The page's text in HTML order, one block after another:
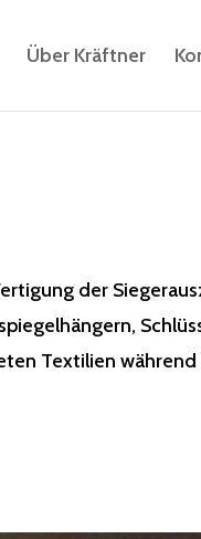
Über Kräftner
der
Textilien